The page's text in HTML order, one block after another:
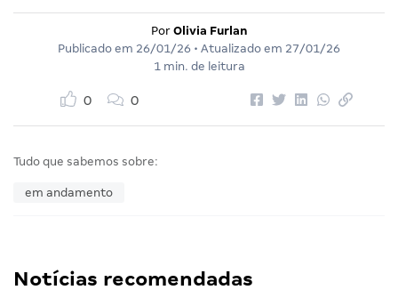
Por Olivia Furlan
Publicado em 26/01/26 • Atualizado em 27/01/26
1 min. de leitura
0 0
Tudo que sabemos sobre:
em andamento
Notícias recomendadas